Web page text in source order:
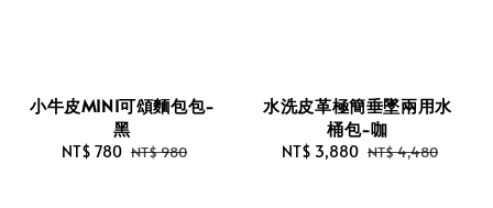
小牛皮MINI可頌麵包包-
黑
Sale
NT$ 780 Regular
NT$ 980
水洗皮革極簡垂墜兩用水
桶包-咖
Sale
NT$ 3,880 Regular
NT$ 4,480